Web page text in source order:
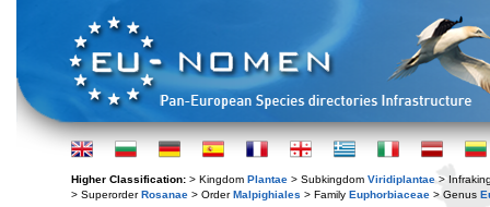
Higher Classification: > Kingdom Plantae > Subkingdom Viridiplantae >
> SuperorderRosanae > OrderMalpighiales > Family Euphorbiaceae > Genus